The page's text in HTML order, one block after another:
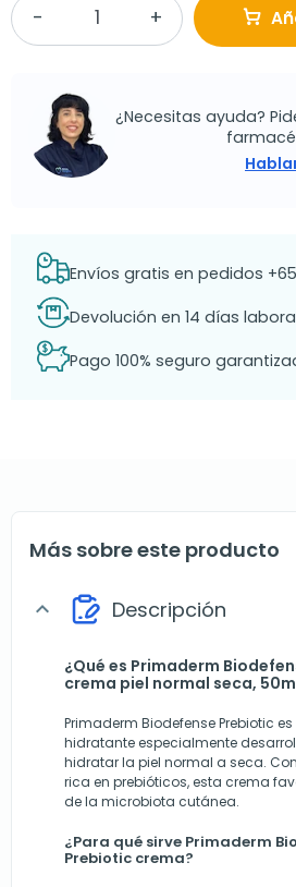
¿Necesitas ayuda?
Envíos gratis en pedidos
Devolución en 14 días
Pago 100% seguro
Más sobre este producto
expand_more Descripción
¿Qué es Primaderm
crema piel normal seca,
Primaderm Biodefense Prebiotic
hidratante especialmente
hidratar la piel normal a seca.
rica en prebióticos, esta crema
de la microbiota cutánea.
¿Para qué sirve Primaderm
Prebiotic crema?